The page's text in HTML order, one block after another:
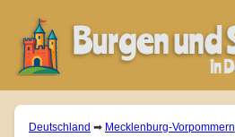
Deutschland ➡ Mecklenburg-Vorpommern